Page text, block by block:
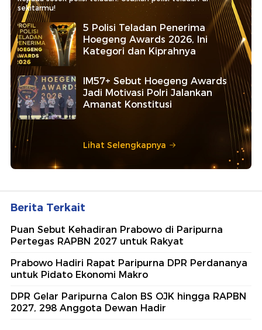
sekitarmu!
5 Polisi Teladan Penerima
Hoegeng Awards 2026, Ini
Kategori dan Kiprahnya
IM57+ Sebut Hoegeng Awards
Jadi Motivasi Polri Jalankan
Amanat Konstitusi
Lihat Selengkapnya
Berita Terkait
Puan Sebut Kehadiran Prabowo di Paripurna
Pertegas RAPBN 2027 untuk Rakyat
Prabowo Hadiri Rapat Paripurna DPR Perdananya
untuk Pidato Ekonomi Makro
DPR Gelar Paripurna Calon BS OJK hingga RAPBN
2027, 298 Anggota Dewan Hadir